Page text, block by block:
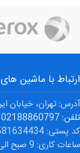
ارتباط با ماشین
آدرس: تهران، خیابان ایرانشهر،
تلفن: 02188860797
کد پستی: 1581634434
ساعات کاری: 9 صبح الی 18 عصر